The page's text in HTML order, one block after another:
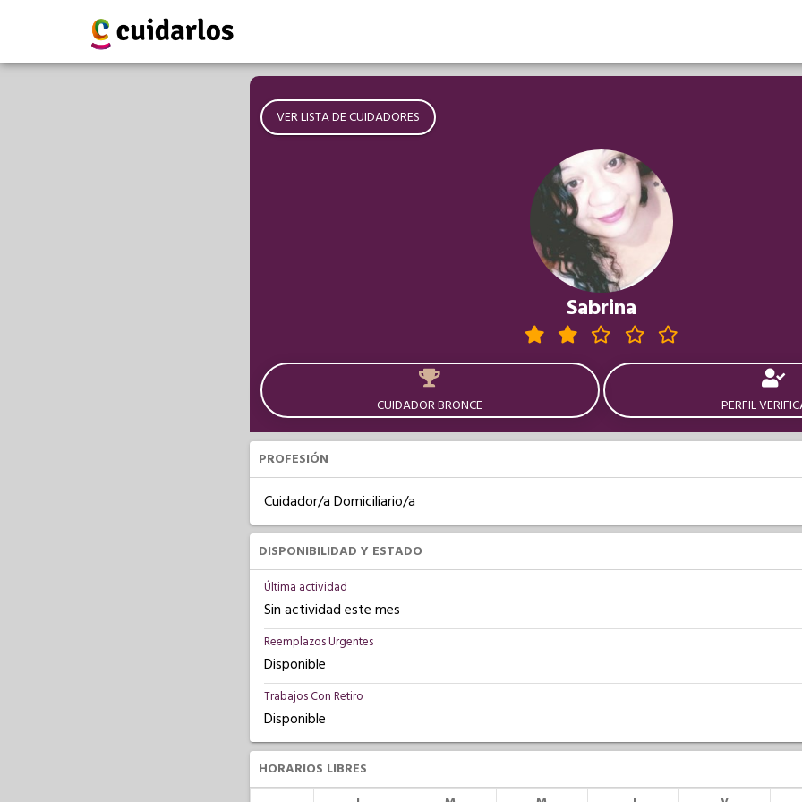
VER LISTA DE CUIDADORES
Sabrina
CUIDADOR BRONCE PERFIL
PROFESIÓN
Cuidador/a Domiciliario/a
DISPONIBILIDAD Y ESTADO
Última actividad
Sin actividad este mes
Reemplazos Urgentes
Disponible
Trabajos Con Retiro
Disponible
HORARIOS LIBRES